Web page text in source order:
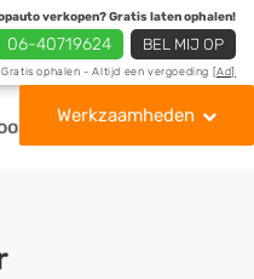
verkopen? Gratis laten ophalen!
06-40719624 BEL MIJ OP
Gratis ophalen - Altijd een vergoeding [Ad]
Werkzaamheden